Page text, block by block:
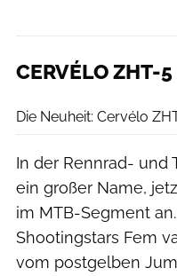
CERVÉLO ZHT-5
Die Neuheit: Cervélo
In der Rennrad- und
ein großer Name,
im MTB-Segment
Shootingstars Fem
vom postgelben